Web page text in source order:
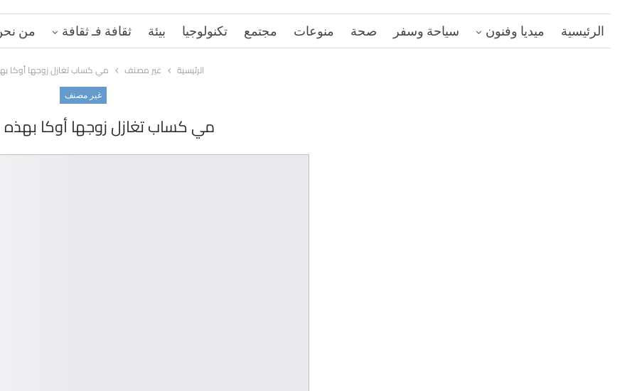
الرئيسية ميديا وفنون سياحة وسفر صحة منوعات مجتمع تكنولوجيا بيئة ثقافة فـ ثقافة من
الرئيسية غير مصنف مي كساب تغازل زوجها أوكا
غير مصنف
مي كساب تغازل زوجها أوكا بهذه